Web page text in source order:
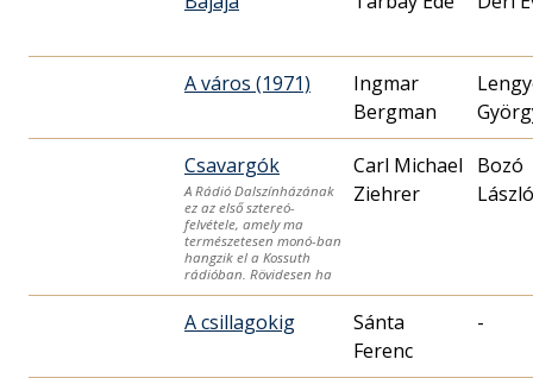
A város (1971)
Ingmar
Bergman
Csavargók
A Rádió Dalszínházának
ez az első sztereó-
felvétele, amely ma
természetesen monó-ban
hangzik el a Kossuth
rádióban. Rövidesen ha
Carl Michael
Ziehrer
Bozó
László
A csillagokig
Sánta
Ferenc
-